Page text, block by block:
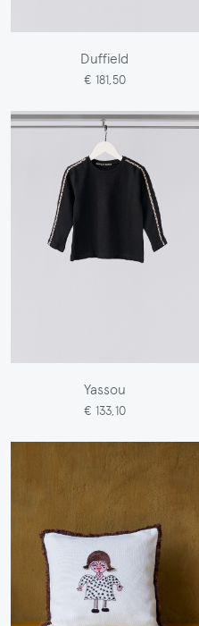
Duffield
€ 181,50
Yassou
€ 133,10